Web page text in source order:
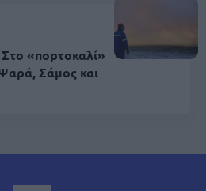
«πορτοκαλί»
Σάμος και